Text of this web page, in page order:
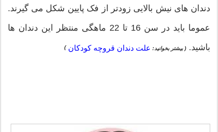
دندان های نیش بالایی زودتر از فک پایین شکل می گیرند.
عموما باید در سن 16 تا 22 ماهگی منتظر این دندان ها
باشید. ( بیشتر بخوانید: علت دندان قروچه کودکان )